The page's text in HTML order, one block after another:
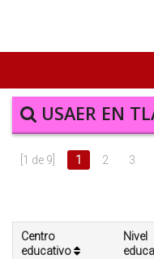
INICIO
ESCUELA DE LA
USAER EN
[1 de 9] 1 2 3
Centro
educativo
Nivel